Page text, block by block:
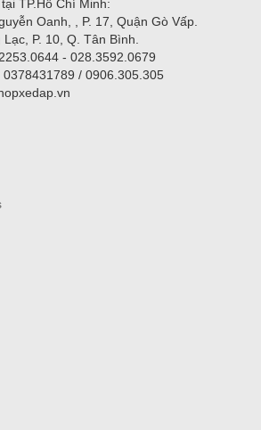
TP.Hồ Chí Minh:
Oanh, , P. 17, Quận Gò Vấp.
P. 10, Q. Tân Bình.
- 028.3592.0679
0378431789 / 0906.305.305